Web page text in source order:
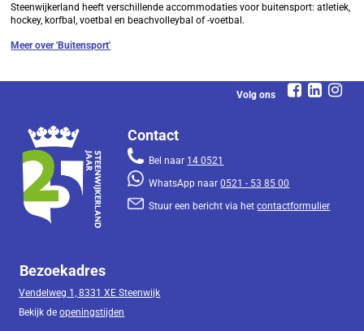
Steenwijkerland heeft verschillende accommodaties voor buitensport: atletiek,
hockey, korfbal, voetbal en beachvolleybal of -voetbal.
Meer over 'Buitensport'
Volg ons
Contact
Bel naar 14 0521
WhatsApp naar0521 - 53 85 00
Stuur een bericht via hetcontactformulier
Bezoekadres
Vendelweg 1, 8331 XE Steenwijk
Bekijk deopeningstijden